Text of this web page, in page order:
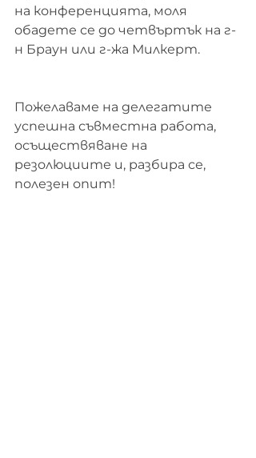
на конференцията, моля
обадете се до четвъртък на г-
н Браун или г-жа Милкерт.
Пожелаваме на делегатите
успешна съвместна работа,
осъществяване на
резолюциите и, разбира се,
полезен опит!